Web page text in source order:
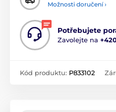
Možnosti doručení ›
Potřebujete
Zavolejte na
Kód produktu: P833102